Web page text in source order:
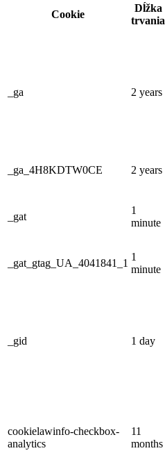
Cookie
Dĺžka
trvania
_ga 2 years
_ga_4H8KDTW0CE
2 years
_gat
1
minute
_gat_gtag_UA_4041841_1
1
minute
_gid 1 day
cookielawinfo-checkbox-
analytics
11
months